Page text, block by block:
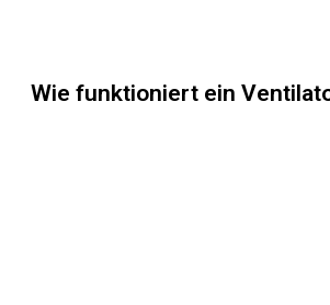
Wie funktioniert ein